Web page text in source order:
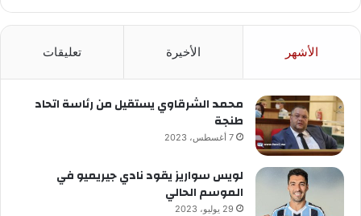
الأشهر الأخيرة تعليقات
محمد الشرقاوي يستقيل من رئاسة اتحاد
طنجة
7 أغسطس، 2023
لويس سواريز يقود نادي جيريميو في
الموسم الحالي
29 يوليو، 2023